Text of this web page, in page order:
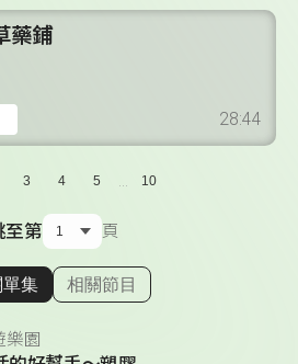
藥鋪
28:44
3 4 5 ... 10
至第 頁
顯示相關單集
集 相關節目
樂園